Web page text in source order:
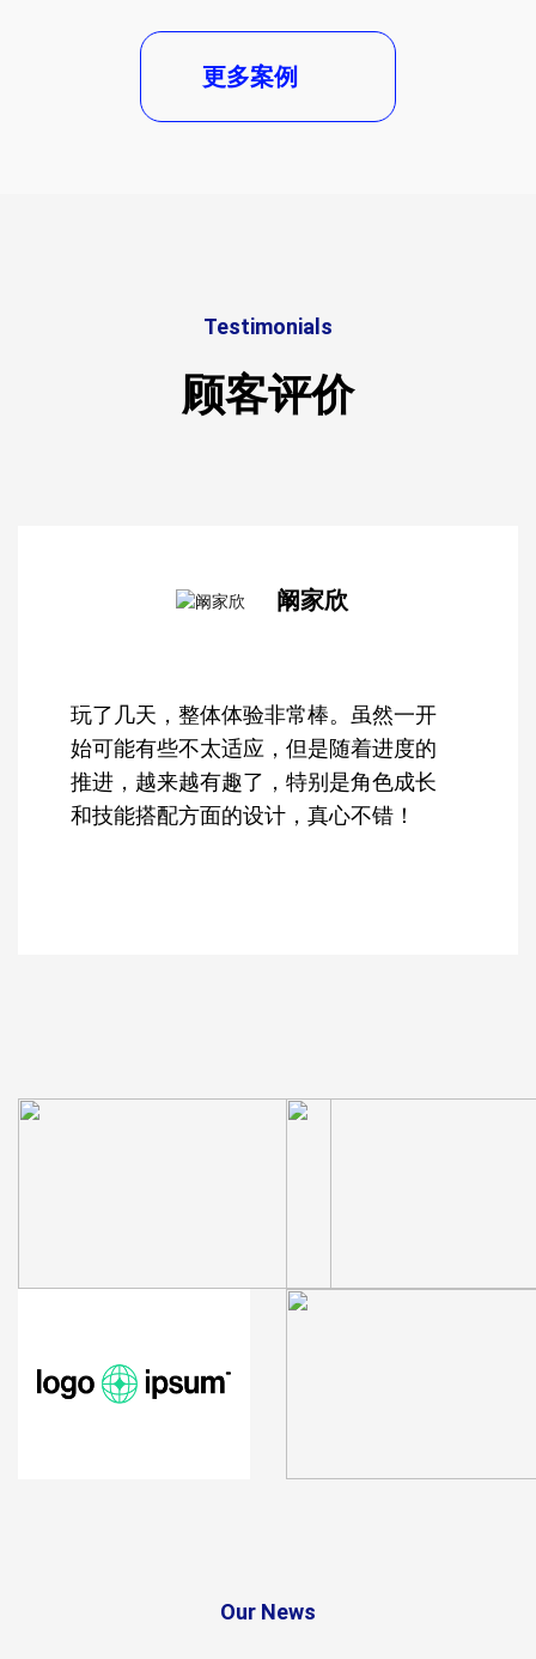
更多案例
Testimonials
顾客评价
阚家欣
玩了几天，整体体验非常棒。虽然一开
始可能有些不太适应，但是随着进度的
推进，越来越有趣了，特别是角色成长
和技能搭配方面的设计，真心不错！
Our News